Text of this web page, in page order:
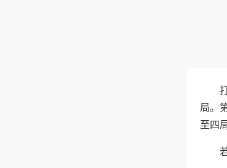
局。
至四